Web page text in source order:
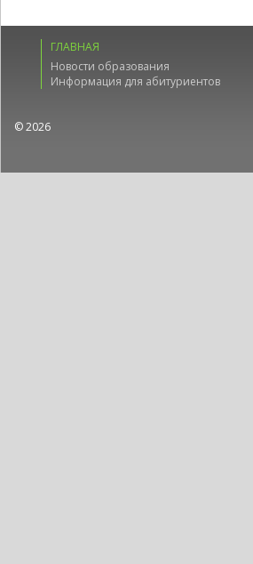
ГЛАВНАЯ
Новости образования
Информация для абитуриентов
© 2026